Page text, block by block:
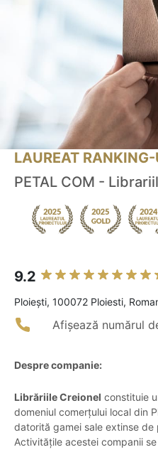
LAUREAT
PETAL COM -
9.2
Ploieşti, 100072 Ploiesti,
Afișează numărul
Despre companie:
Librăriile Creionel constituie
domeniul comerțului local din
datorită gamei sale extinse de
Activitățile acestei companii